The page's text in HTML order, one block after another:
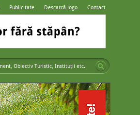
Publicitate Descarcă logo Contact